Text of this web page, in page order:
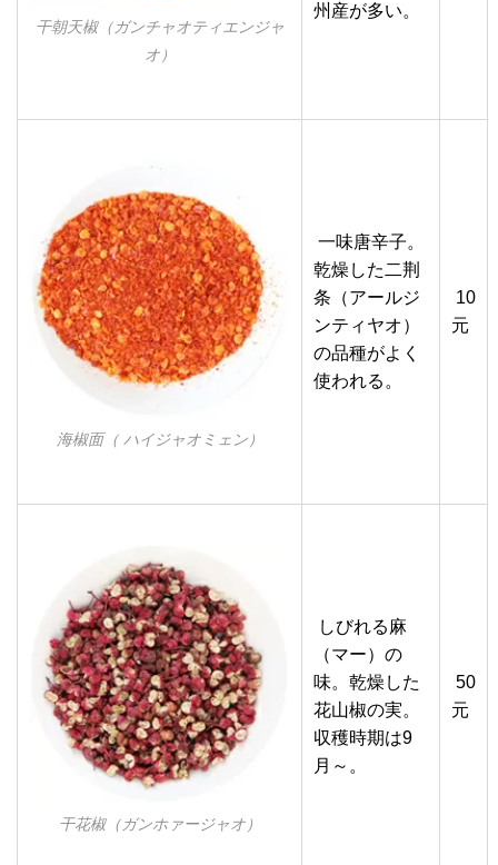
干朝天椒（ガンチャオティエンジャ
オ）
州産が多い。
海椒面（ ハイジャオミェン）
一味唐辛子。
乾燥した二荆
条（アールジ
ンティヤオ）
の品種がよく
使われる。
10
元
干花椒（ガンホァージャオ）
しびれる麻
（マー）の
味。乾燥した
花山椒の実。
収穫時期は9
月～。
50
元